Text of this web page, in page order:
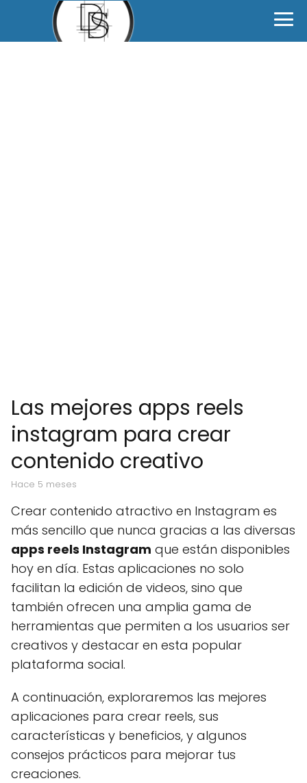
Las mejores apps reels
instagram para crear
contenido creativo
hace 5 meses
Crear contenido atractivo en Instagram es
más sencillo que nunca gracias a las diversas
apps reels Instagram que están disponibles
hoy en día. Estas aplicaciones no solo
facilitan la edición de videos, sino que
también ofrecen una amplia gama de
herramientas que permiten a los usuarios ser
creativos y destacar en esta popular
plataforma social.
A continuación, exploraremos las mejores
aplicaciones para crear reels, sus
características y beneficios, y algunos
consejos prácticos para mejorar tus
creaciones.